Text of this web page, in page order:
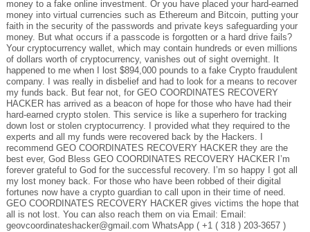
money to a fake online investment. Or you have placed your hard-earned
money into virtual currencies such as Ethereum and Bitcoin, putting your
faith in the security of the passwords and private keys safeguarding your
money. But what occurs if a passcode is forgotten or a hard drive fails?
Your cryptocurrency wallet, which may contain hundreds or even millions
of dollars worth of cryptocurrency, vanishes out of sight overnight. It
happened to me when I lost $894,000 pounds to a fake Crypto fraudulent
company. I was really in disbelief and had to look for a means to recover
my funds back. But fear not, for GEO COORDINATES RECOVERY
HACKER has arrived as a beacon of hope for those who have had their
hard-earned crypto stolen. This service is like a superhero for tracking
down lost or stolen cryptocurrency. I provided what they required to the
experts and all my funds were recovered back by the Hackers. I
recommend GEO COORDINATES RECOVERY HACKER they are the
best ever, God Bless GEO COORDINATES RECOVERY HACKER I’m
forever grateful to God for the successful recovery. I’m so happy I got all
my lost money back. For those who have been robbed of their digital
fortunes now have a crypto guardian to call upon in their time of need.
GEO COORDINATES RECOVERY HACKER gives victims the hope that
all is not lost. You can also reach them on via Email: Email:
geovcoordinateshacker@gmail.com WhatsApp ( +1 ( 318 ) 203-3657 )